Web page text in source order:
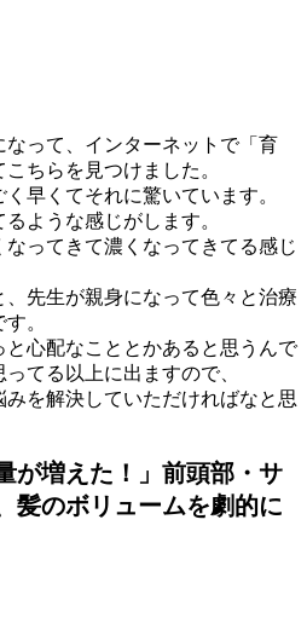
って、インターネットで「育
ちらを見つけました。
早くてそれに驚いています。
ような感じがします。
ってきて濃くなってきてる感じ
先生が親身になって色々と治療
。
心配なこととかあると思うんで
てる以上に出ますので、
を解決していただければなと思
が増えた！」前頭部・サ
髪のボリュームを劇的に